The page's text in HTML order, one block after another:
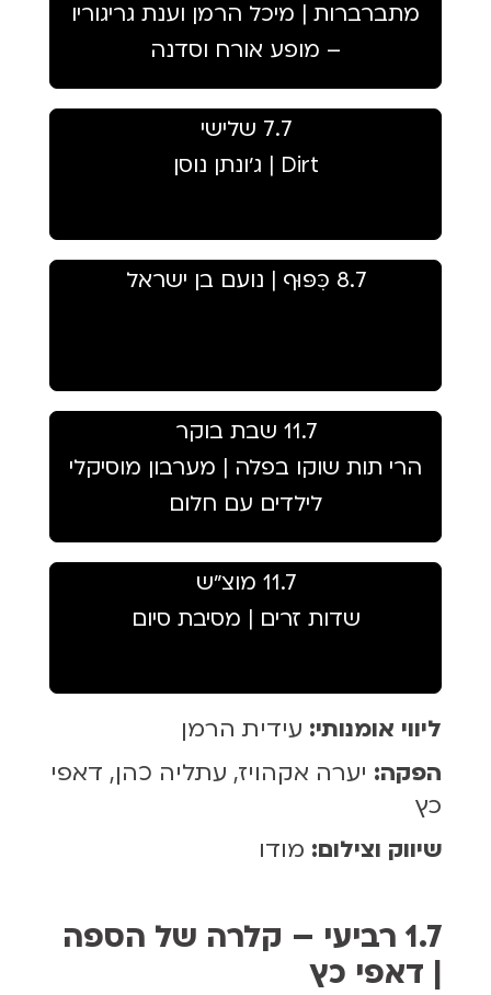
מתברברות | מיכל הרמן וענת גריגוריו
– מופע אורח וסדנה
7.7 שלישי
Dirt | ג׳ונתן נוסן
8.7 כִּפּוּף | נועם בן ישראל
11.7 שבת בוקר
הרי תות שוקו בפלה | מערבון מוסיקלי
לילדים עם חלום
11.7 מוצ״ש
שדות זרים | מסיבת סיום
ליווי אומנותי: עידית הרמן
הפקה: יערה אקהויז, עתליה כהן, דאפי
כץ
שיווק וצילום: מודו
1.7 רביעי –
קלרה של הספה
| דאפי כץ